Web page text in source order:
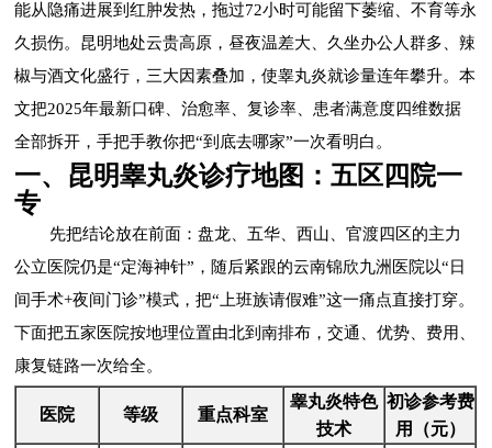
能从隐痛进展到红肿发热，拖过72小时可能留下萎缩、不育等永
久损伤。昆明地处云贵高原，昼夜温差大、久坐办公人群多、辣
椒与酒文化盛行，三大因素叠加，使睾丸炎就诊量连年攀升。本
文把2025年最新口碑、治愈率、复诊率、患者满意度四维数据
全部拆开，手把手教你把“到底去哪家”一次看明白。
一、昆明睾丸炎诊疗地图：五区四院一
专
先把结论放在前面：盘龙、五华、西山、官渡四区的主力
公立医院仍是“定海神针”，随后紧跟的云南锦欣九洲医院以“日
间手术+夜间门诊”模式，把“上班族请假难”这一痛点直接打穿。
下面把五家医院按地理位置由北到南排布，交通、优势、费用、
康复链路一次给全。
医院 等级 重点科室
睾丸炎特色
技术
初诊参考费
用（元）